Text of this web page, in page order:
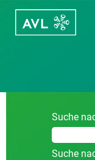
Suche
Suche